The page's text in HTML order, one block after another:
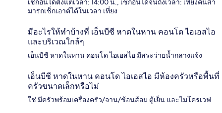
เช็กอินได้ตั้งแต่เวลา: 14:00 น., เช็กอินได้จนถึงเวลา: เที่ยงคืนสา
มารถเช็กเอาต์ได้ในเวลา เที่ยง
มีอะไรให้ทำบ้างที่ เอ็นบีซี หาดในหาน คอนโด ไอเอสไอ
และบริเวณใกล้ๆ
เอ็นบีซี หาดในหาน คอนโด ไอเอสไอ มีสระว่ายน้ำกลางแจ้ง
เอ็นบีซี หาดในหาน คอนโด ไอเอสไอ มีห้องครัวหรือพื้นที่
ครัวขนาดเล็กหรือไม่
ใช่ มีครัวพร้อมเครื่องครัว/จาน/ช้อนส้อม ตู้เย็น และไมโครเวฟ